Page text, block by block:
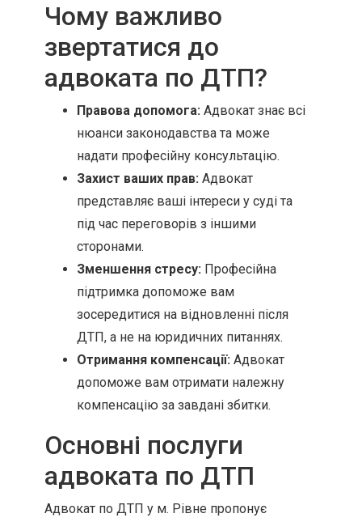
Чому важливо
звертатися до
адвоката по ДТП?
Правова допомога: Адвокат знає всі
нюанси законодавства та може
надати професійну консультацію.
Захист ваших прав: Адвокат
представляє ваші інтереси у суді та
під час переговорів з іншими
сторонами.
Зменшення стресу: Професійна
підтримка допоможе вам
зосередитися на відновленні після
ДТП, а не на юридичних питаннях.
Отримання компенсації: Адвокат
допоможе вам отримати належну
компенсацію за завдані збитки.
Основні послуги
адвоката по ДТП
Адвокат по ДТП у м. Рівне пропонує